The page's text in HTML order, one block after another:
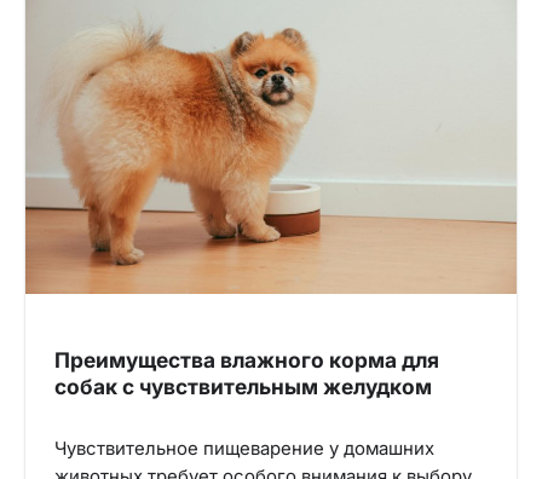
Преимущества влажного корма для
собак с чувствительным желудком
Чувствительное пищеварение у домашних